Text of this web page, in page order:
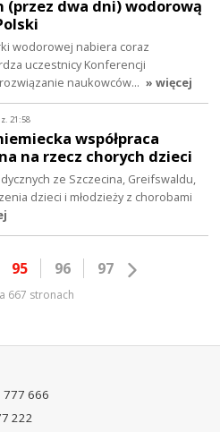
(przez dwa dni) wodorową
wodorowej nabiera coraz
uczestnicy Konferencji
naukowców… » więcej
21:58
współpraca
na rzecz chorych dzieci
ze Szczecina, Greifswaldu,
dzieci i młodzieży z chorobami
95 96 97
667 stronach
777 666
222